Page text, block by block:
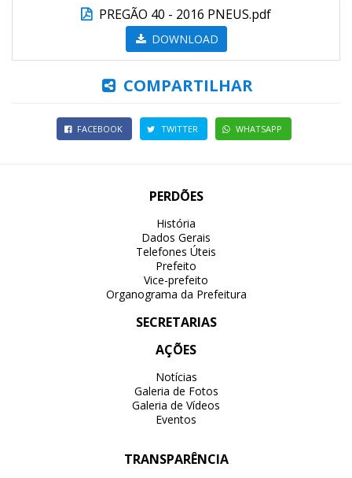
PREGÃO 40 - 2016 PNEUS.pdf
DOWNLOAD
COMPARTILHAR
FACEBOOK TWITTER WHATSAPP
PERDÕES
História
Dados Gerais
Telefones Úteis
Prefeito
Vice-prefeito
Organograma da Prefeitura
SECRETARIAS
AÇÕES
Notícias
Galeria de Fotos
Galeria de Vídeos
Eventos
TRANSPARÊNCIA